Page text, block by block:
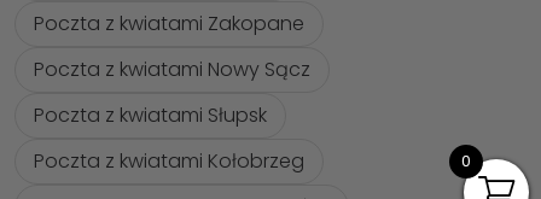
Poczta z kwiatami Zakopane
Poczta z kwiatami Nowy Sącz
Poczta z kwiatami Słupsk
Poczta z kwiatami Kołobrzeg
0